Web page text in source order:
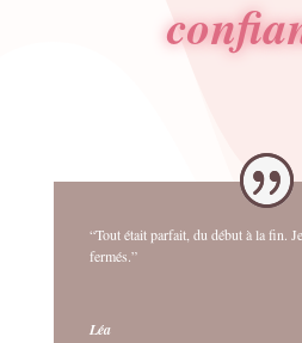
“Tout était parfait, du début à la fin.
fermés.”
Léa